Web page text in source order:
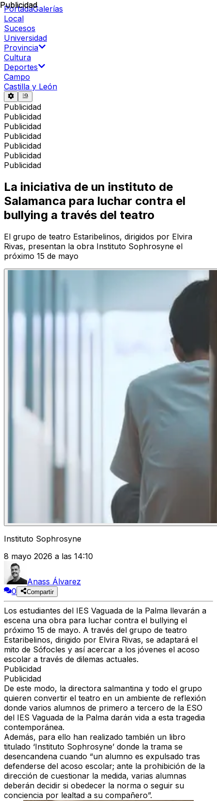
PortadaGalerías
Local
Sucesos
Universidad
Provincia
Cultura
Deportes
Campo
Castilla y León
Publicidad
Publicidad
Publicidad
Publicidad
Publicidad
Publicidad
Publicidad
Publicidad
La iniciativa de un instituto de
Salamanca para luchar contra el
bullying a través del teatro
El grupo de teatro Estaribelinos, dirigidos por Elvira
Rivas, presentan la obra Instituto Sophrosyne el
próximo 15 de mayo
Instituto Sophrosyne
8 mayo 2026 a las 14:10
Anass Álvarez
0
Compartir
Los estudiantes del IES Vaguada de la Palma llevarán a
escena una obra para luchar contra el bullying el
próximo 15 de mayo. A través del grupo de teatro
Estaribelinos, dirigido por Elvira Rivas, se adaptará el
mito de Sófocles y así acercar a los jóvenes el acoso
escolar a través de dilemas actuales.
Publicidad
Publicidad
De este modo, la directora salmantina y todo el grupo
quieren convertir el teatro en un ambiente de reflexión
donde varios alumnos de primero a tercero de la ESO
del IES Vaguada de la Palma darán vida a esta tragedia
contemporánea.
Además, para ello han realizado también un libro
titulado ‘Instituto Sophrosyne’ donde la trama se
desencandena cuando “un alumno es expulsado tras
defenderse del acoso escolar; ante la prohibición de la
dirección de cuestionar la medida, varias alumnas
deberán decidir si obedecer la norma o seguir su
conciencia por lealtad a su compañero”.
Publicidad